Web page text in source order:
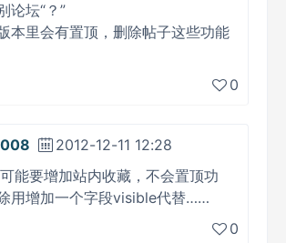
论坛“？”
本里会有置顶，删除帖子这些功能
0
2012-12-11 12:28
可能要增加站内收藏，不会置顶功
用增加一个字段visible代替……
0